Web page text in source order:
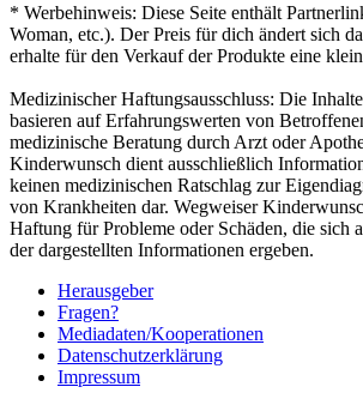
* Werbehinweis: Diese Seite enthält
Woman, etc.). Der Preis für dich ändert sich
erhalte für den Verkauf der Produkte eine
Medizinischer Haftungsausschluss: Die
basieren auf Erfahrungswerten von
medizinische Beratung durch Arzt oder
Kinderwunsch dient ausschließlich
keinen medizinischen Ratschlag zur
von Krankheiten dar. Wegweiser
Haftung für Probleme oder Schäden, die sich
der dargestellten Informationen ergeben.
Her­aus­ge­ber
Fra­gen?
Mediadaten/Kooperationen
Daten­schutz­er­klä­rung
Impres­sum